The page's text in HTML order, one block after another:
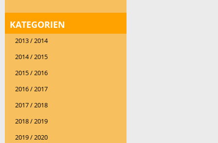
KATEGORIEN
2013 / 2014
2014 / 2015
2015 / 2016
2016 / 2017
2017 / 2018
2018 / 2019
2019 / 2020